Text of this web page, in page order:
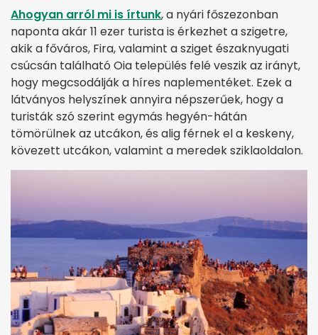
Ahogyan arról mi is írtunk, a nyári főszezonban
naponta akár 11 ezer turista is érkezhet a szigetre,
akik a főváros, Fira, valamint a sziget északnyugati
csúcsán található Oia település felé veszik az irányt,
hogy megcsodálják a híres naplementéket. Ezek a
látványos helyszínek annyira népszerűek, hogy a
turisták szó szerint egymás hegyén-hátán
tömörülnek az utcákon, és alig férnek el a keskeny,
kövezett utcákon, valamint a meredek sziklaoldalon.